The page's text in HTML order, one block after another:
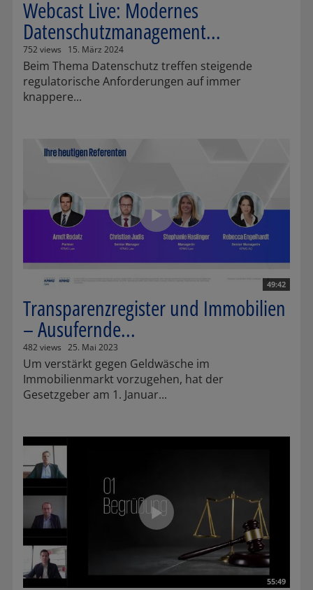
Webcast Live: Modernes
Datenschutzmanagement...
752 views 15. März 2024
Beim Thema Datenschutz treffen steigende
regulatorische Anforderungen auf immer
knappere...
49:42
Transparenzregister und Immobilien
– Ausufernde...
482 views 25. Mai 2023
Um verstärkt gegen Geldwäsche im
Immobilienmarkt vorzugehen, hat der
Gesetzgeber am 1. Januar...
55:49